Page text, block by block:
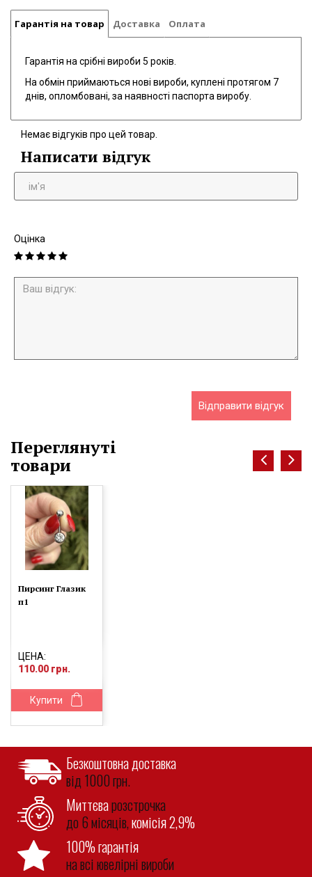
Гарантія на товар Доставка Оплата
Гарантія на срібні вироби 5 років.
На обмін приймаються нові вироби, куплені протягом 7
днів, опломбовані, за наявності паспорта виробу.
Немає відгуків про цей товар.
Написати відгук
Оцінка
Відправити відгук
Переглянуті
товари
Пирсинг Глазик
п1
ЦЕНА:
110.00 грн.
Купити
Безкоштовна доставка
від 1000 грн.
Миттєварозстрочка
до 6 місяців,комісія 2,9%
100% гарантія
на всі ювелірні вироби